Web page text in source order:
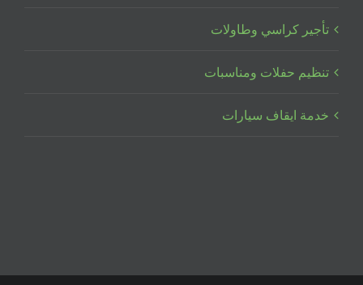
تأجير كراسي وطاولات
تنظيم حفلات ومناسبات
خدمة ايقاف سيارات